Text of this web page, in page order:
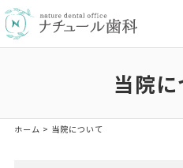
当院に
ホーム > 当院について